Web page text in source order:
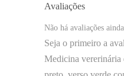
Avaliações
Não há avaliações ainda.
Seja o primeiro a
Medicina vererinária